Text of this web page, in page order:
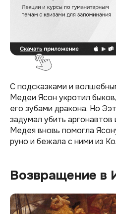
С подсказками и
Медеи Ясон укротил
его зубами дракона. Но
задумал убить аргонавтов
Медея вновь помогла
руно и бежала с ними из
Возвращение в